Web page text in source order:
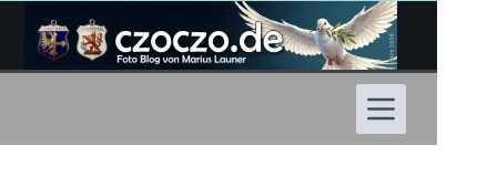
Inhalt
springen